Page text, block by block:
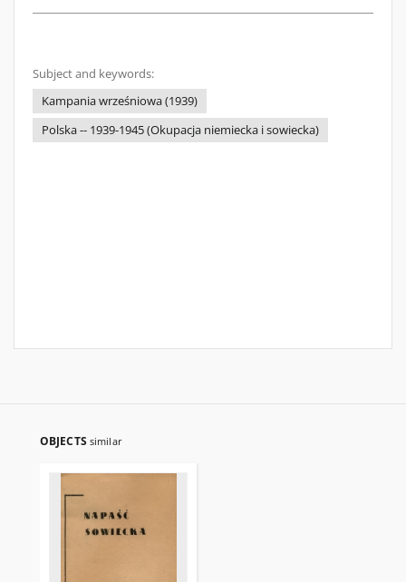
Subject and keywords:
Kampania wrześniowa (1939)
Polska -- 1939-1945 (Okupacja niemiecka i sowiecka)
OBJECTS similar